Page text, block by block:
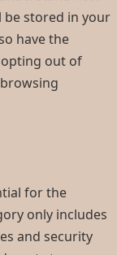
be stored in your
have the
out of
for the
only includes
and security